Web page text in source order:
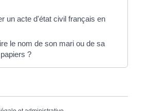
un acte d'état civil français en
le nom de son mari ou de sa
?